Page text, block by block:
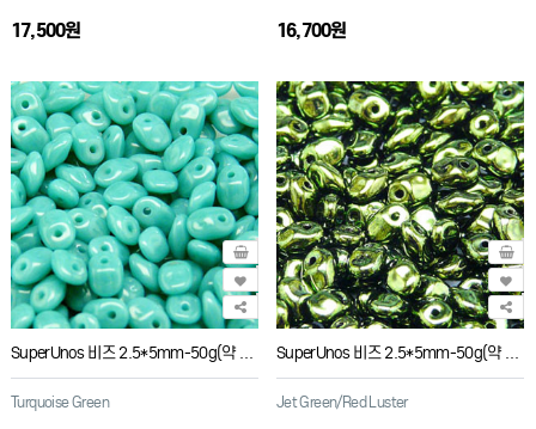
17,500원 16,700원
SuperUnos 비즈 2.5*5mm-50g(약 650개)
Turquoise Green
SuperUnos 비즈 2.5*5mm-50g(약 650개)
Jet Green/Red Luster